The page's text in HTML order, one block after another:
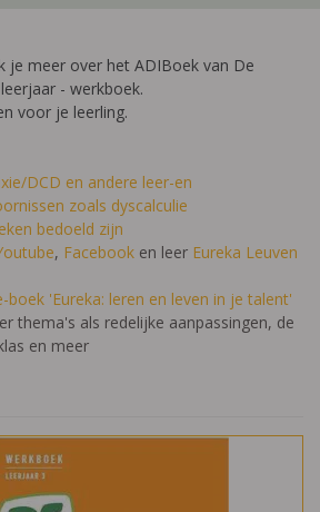
je meer over het ADIBoek van De
- werkboek.
voor je leerling.
DCD en andere leer-en
zoals dyscalculie
bedoeld zijn
, Facebook en leer Eureka Leuven
boek 'Eureka: leren en leven in je talent'
thema's als redelijke aanpassingen, de
en meer